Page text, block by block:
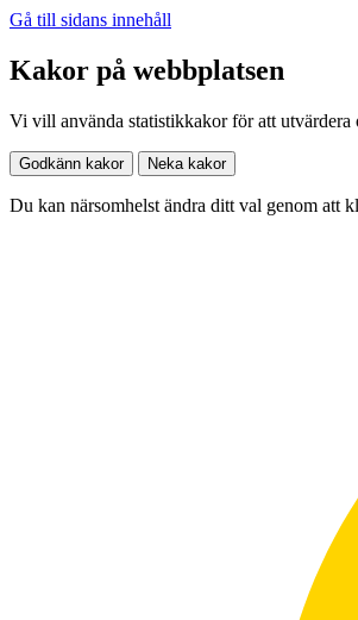
Gå till sidans innehåll
Kakor på webbplatsen
Vi vill använda statistikkakor för att
Godkänn kakor Neka kakor
Du kan närsomhelst ändra ditt val genom att